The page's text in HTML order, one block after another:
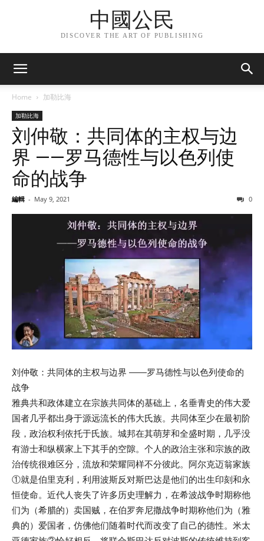
中國公民
DISCOVER THE ART OF PUBLISHING
Home 加勒比海
加勒比海
刘仲敬：共同体的主权与边
界 ——罗马德性与以色列使
命的战争
編輯 - May 9, 2021 0
刘仲敬：共同体的主权与边界 ——罗马德性与以色列使命的
战争
雅典共和政体建立在宗族共同体的基础上，名垂青史的伟大爱
国者几乎都出身于源远流长的伟大氏族。共同体至少在最初阶
段，政治权利依托于氏族。城邦在其萌芽和全盛时期，几乎没
有游士和纵横家上下其手的空隙。个人的政治主张和宗族的政
治传统很难区分，流放和荣耀同样不分彼此。阿尔克迈翁家族
①就是伯里克利，利用波斯反对斯巴达是他们的出生印刻和永
恒使命。近代人丧失了许多历史理解力，在希波战争时期称他
们为（希腊的）卖国贼，在伯罗奔尼撒战争时期称他们为（雅
典的）爱国者，仿佛他们随着时代而改变了自己的德性。米太